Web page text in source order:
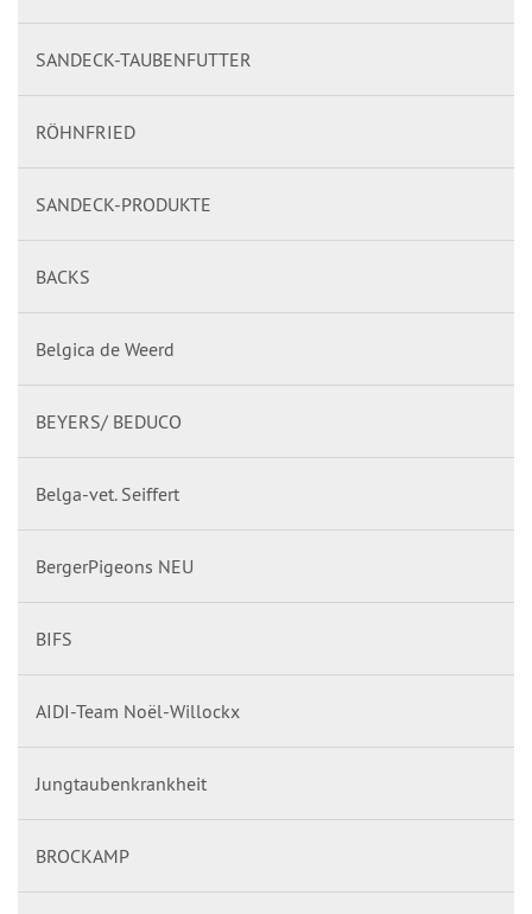
SANDECK-TAUBENFUTTER
RÖHNFRIED
SANDECK-PRODUKTE
BACKS
Belgica de Weerd
BEYERS/ BEDUCO
Belga-vet. Seiffert
BergerPigeons NEU
BIFS
AIDI-Team Noël-Willockx
Jungtaubenkrankheit
BROCKAMP